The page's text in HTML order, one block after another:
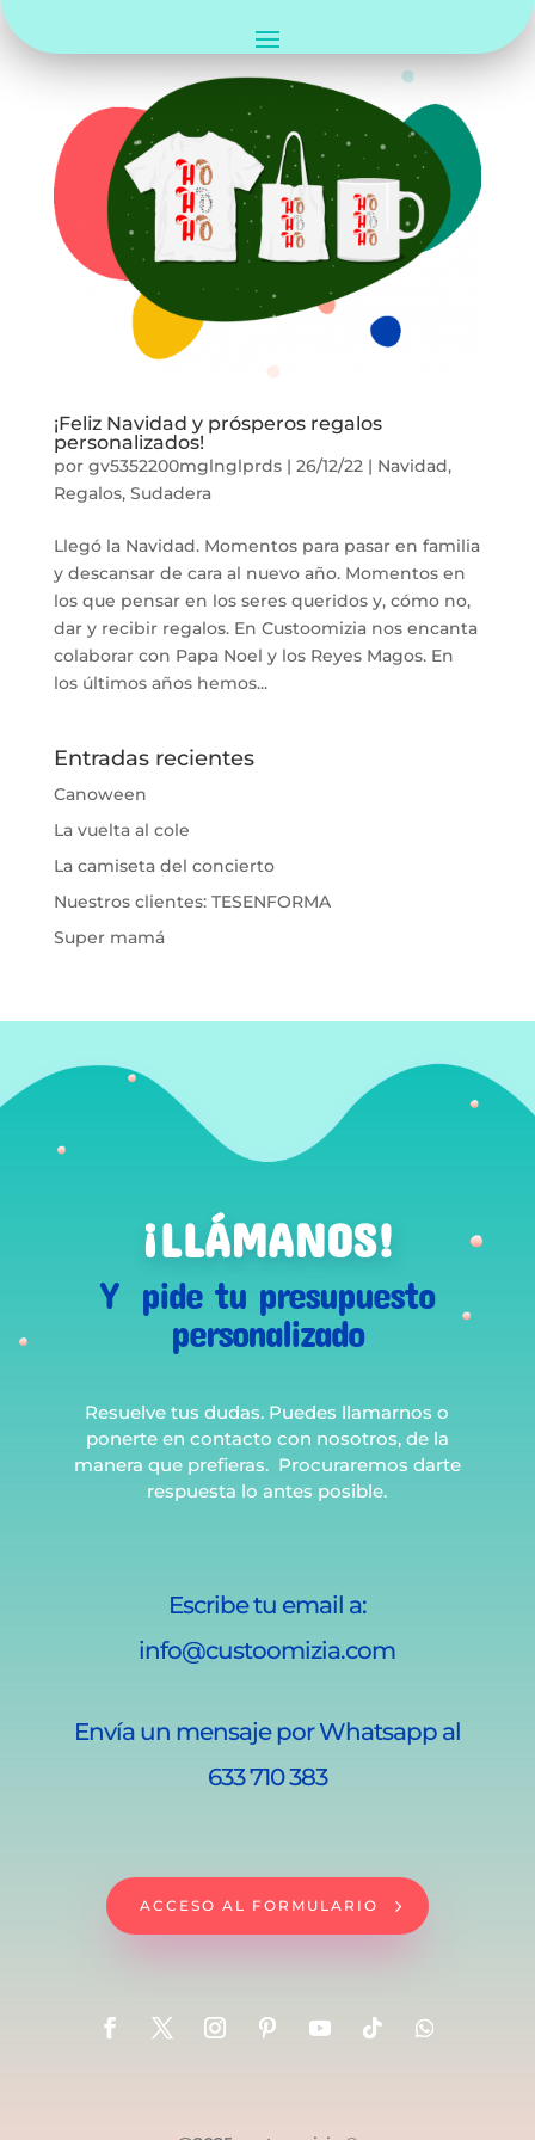
¡Feliz Navidad y prósperos regalos
personalizados!
por gv5352200mglnglprds| 26/12/22| Navidad,
Regalos, Sudadera
Llegó la Navidad. Momentos para pasar en familia
y descansar de cara al nuevo año. Momentos en
los que pensar en los seres queridos y, cómo no,
dar y recibir regalos. En Custoomizia nos encanta
colaborar con Papa Noel y los Reyes Magos. En
los últimos años hemos...
Entradas recientes
Canoween
La vuelta al cole
La camiseta del concierto
Nuestros clientes: TESENFORMA
Super mamá
¡LLÁMANOS!
Y pide tu presupuesto
personalizado
Resuelve tus dudas. Puedes llamarnos o
ponerte en contacto con nosotros, de la
manera que prefieras. Procuraremos darte
respuesta lo antes posible.
Escribe tu email a:
info@custoomizia.com
Envía un mensaje por Whatsapp al
633 710 383
ACCESO AL FORMULARIO